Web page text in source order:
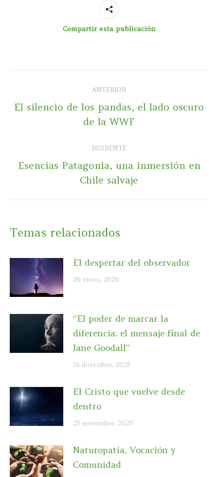
Compartir esta publicación
entre
publicaciones
ANTERIOR
Publicación
anterior:
El silencio de los pandas, el lado oscuro
de la WWF
SIGUIENTE
Publicación
siguiente:
Esencias Patagonia, una inmersión en
Chile salvaje
Temas relacionados
El despertar del observador
26 enero, 2026
“El poder de marcar la
diferencia: el mensaje final de
Jane Goodall”
16 diciembre, 2025
El Cristo que vuelve desde
dentro
25 noviembre, 2025
Naturopatía, Vocación y
Comunidad